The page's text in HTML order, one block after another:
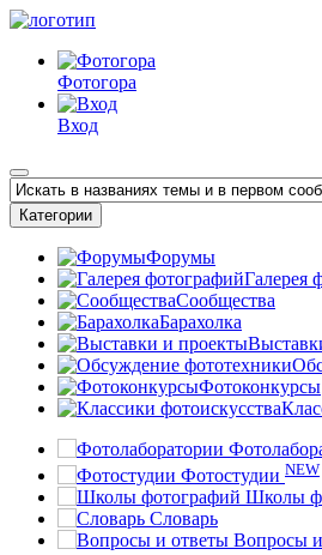
Фотогора
Вход
Категории
Форумы
Галерея
Сообщества
Барахолка
Фотоконкурсы
Фотостудии NEW
Школы
Словарь
Вопросы